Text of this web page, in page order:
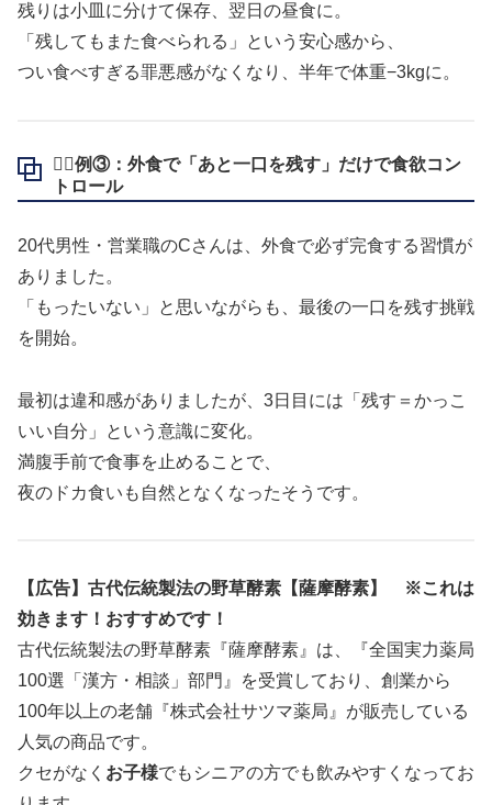
残りは小皿に分けて保存、翌日の昼食に。
「残してもまた食べられる」という安心感から、
つい食べすぎる罪悪感がなくなり、半年で体重−3kgに。
🧍‍♀️例③：外食で「あと一口を残す」だけで食欲コン
トロール
20代男性・営業職のCさんは、外食で必ず完食する習慣が
ありました。
「もったいない」と思いながらも、最後の一口を残す挑戦
を開始。
最初は違和感がありましたが、3日目には「残す＝かっこ
いい自分」という意識に変化。
満腹手前で食事を止めることで、
夜のドカ食いも自然となくなったそうです。
【広告】古代伝統製法の野草酵素【薩摩酵素】 ※これは
効きます！おすすめです！
古代伝統製法の野草酵素『薩摩酵素』は、『全国実力薬局
100選「漢方・相談」部門』を受賞しており、創業から
100年以上の老舗『株式会社サツマ薬局』が販売している
人気の商品です。
クセがなく お子様でもシニアの方でも飲みやすくなってお